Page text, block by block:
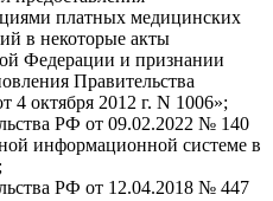
платных медицинских
в некоторые акты
Федерации и признании
Правительства
4 октября 2012 г. N 1006»;
РФ от 09.02.2022 № 140
информационной системе в
РФ от 12.04.2018 № 447